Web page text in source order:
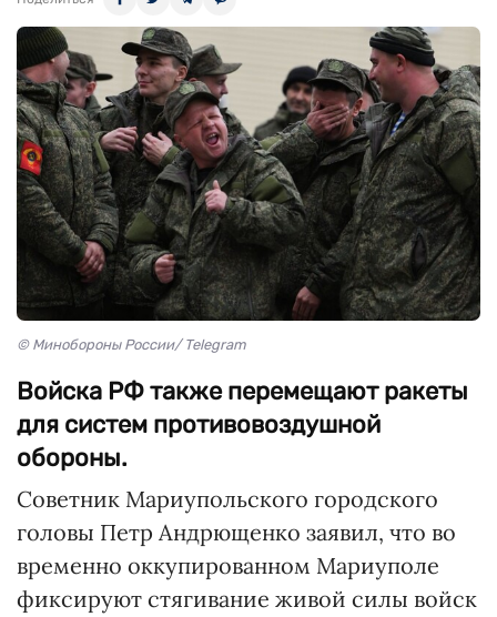
© Минобороны России/ Telegram
Войска РФ также перемещают ракеты
для систем противовоздушной
обороны.
Советник Мариупольского городского
головы Петр Андрющенко заявил, что во
временно оккупированном Мариуполе
фиксируют стягивание живой силы войск